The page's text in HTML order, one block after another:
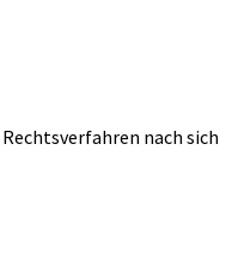
nach sich